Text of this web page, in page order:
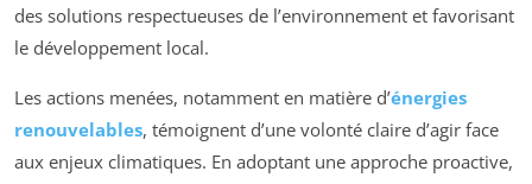
des solutions respectueuses de l’environnement et favorisant
le développement local.
Les actions menées, notamment en matière d’énergies
renouvelables, témoignent d’une volonté claire d’agir face
aux enjeux climatiques. En adoptant une approche proactive,